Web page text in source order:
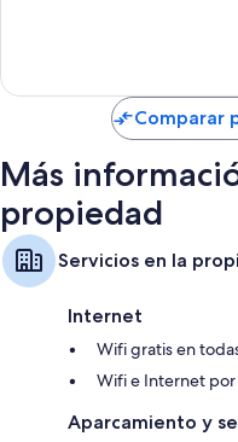
Televisiones LCD con
Servicio de cuidado de
Comparar
Más
propiedad
Servicios en la
Internet
Wifi gratis en
Wifi e Internet por
Aparcamiento y